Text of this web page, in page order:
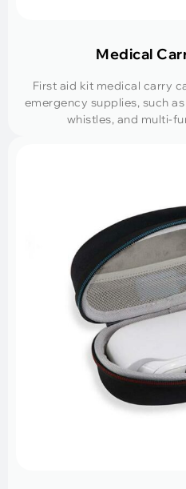
Medical
First aid kit medical carry
emergency supplies, such
whistles, and multi-